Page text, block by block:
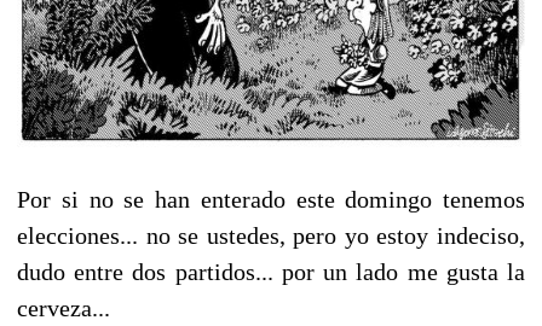
Por si no se han enterado este domingo tenemos
elecciones... no se ustedes, pero yo estoy indeciso,
dudo entre dos partidos... por un lado me gusta la
cerveza...